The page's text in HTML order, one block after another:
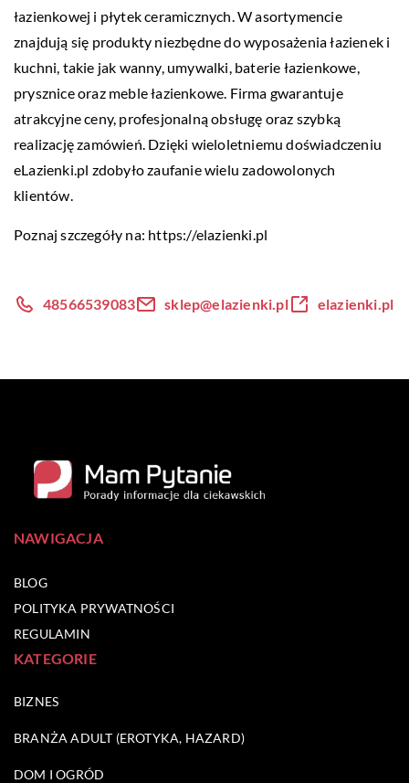
łazienkowej i płytek ceramicznych. W asortymencie
znajdują się produkty niezbędne do wyposażenia łazienek i
kuchni, takie jak wanny, umywalki, baterie łazienkowe,
prysznice oraz meble łazienkowe. Firma gwarantuje
atrakcyjne ceny, profesjonalną obsługę oraz szybką
realizację zamówień. Dzięki wieloletniemu doświadczeniu
eLazienki.pl zdobyło zaufanie wielu zadowolonych
klientów.
Poznaj szczegóły na: https://elazienki.pl
48566539083 sklep@elazienki.pl elazienki.pl
NAWIGACJA
BLOG
POLITYKA PRYWATNOŚCI
REGULAMIN
KATEGORIE
BIZNES
BRANŻA ADULT (EROTYKA, HAZARD)
DOM I OGRÓD